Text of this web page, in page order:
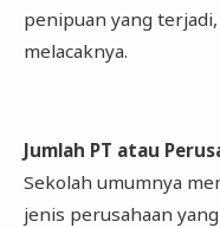
penipuan yang
melacaknya.
Jumlah PT atau
Sekolah umumnya
jenis perusahaan